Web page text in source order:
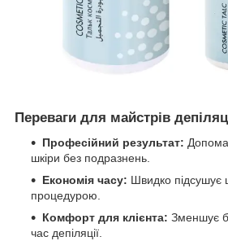
Переваги для майстрів
Професійний результат:
шкіри без подразнень.
Економія часу: Швидко підсушує
процедурою.
Комфорт для клієнта: Зменшує
час депіляції.